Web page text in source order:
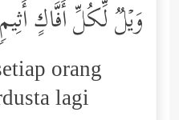
وَیۡلࣱ لِّكُلِّ أَفَّاكٍ أَثِیمࣲ
orang
lagi